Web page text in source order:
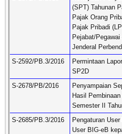
(SPT) Tahunan
Pajak Orang
Pajak Pribadi
Pejabat/
Jenderal
S-2592/PB.3/2016
Permintaan
SP2D
S-2678/PB/2016
Penyampaian
Hasil
Semester II
S-2685/PB.3/2016
Pengaturan
User BIG-eB